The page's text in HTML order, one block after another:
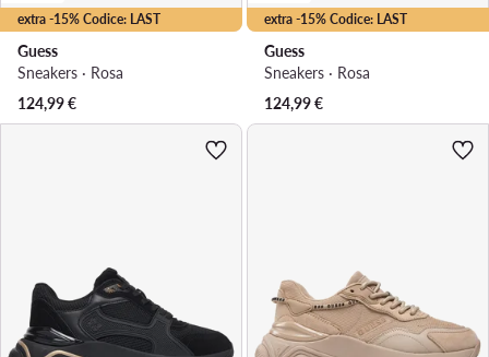
extra -15% Codice: LAST
Guess
Sneakers · Rosa
124,99€
extra -15% Codice: LAST
Guess
Sneakers · Rosa
124,99€